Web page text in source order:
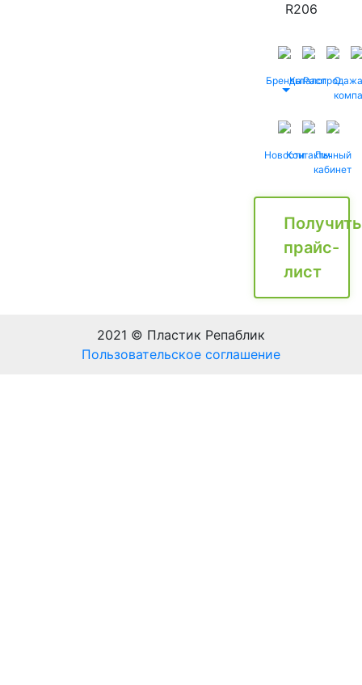
R206
БрендыКаталог
Распродажа
О
НовостиКонтактыЛичный
кабинет
Получить
прайс-
лист
2021 © Пластик Репаблик
Пользовательское соглашение